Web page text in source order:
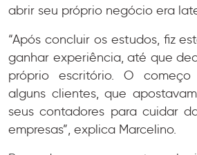
abrir seu próprio negócio era
“Após concluir os estudos, fiz
ganhar experiência, até que
próprio escritório. O
alguns clientes, que
seus contadores para cuidar
empresas”, explica Marcelino.